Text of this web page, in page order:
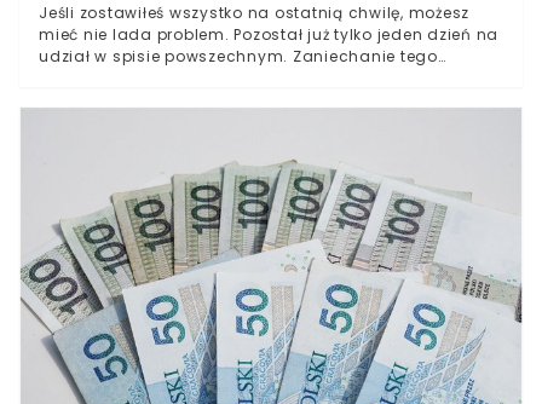
Jeśli zostawiłeś wszystko na ostatnią chwilę, możesz
mieć nie lada problem. Pozostał już tylko jeden dzień na
udział w spisie powszechnym. Zaniechanie tego